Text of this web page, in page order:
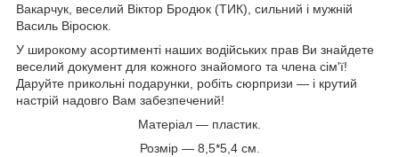
Вакарчук, веселий Віктор Бродюк (ТИК), сильний і мужній
Василь Віросюк.
У широкому асортименті наших водійських прав Ви знайдете
веселий документ для кожного знайомого та члена сім'ї!
Даруйте прикольні подарунки, робіть сюрпризи — і крутий
настрій надовго Вам забезпечений!
Матеріал — пластик.
Розмір — 8,5*5,4 см.